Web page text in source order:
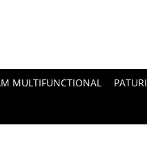
MULTIFUNCTIONAL PATURI